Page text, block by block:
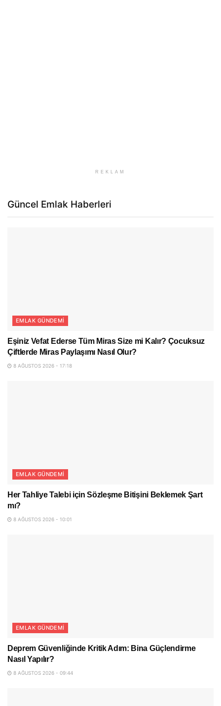
REKLAM
Güncel Emlak Haberleri
EMLAK GÜNDEMI
Eşiniz Vefat Ederse Tüm Miras Size mi Kalır? Çocuksuz
Çiftlerde Miras Paylaşımı Nasıl Olur?
8 AĞUSTOS 2026 - 17:18
EMLAK GÜNDEMI
Her Tahliye Talebi için Sözleşme Bitişini Beklemek Şart
mı?
8 AĞUSTOS 2026 - 10:01
EMLAK GÜNDEMI
Deprem Güvenliğinde Kritik Adım: Bina Güçlendirme
Nasıl Yapılır?
8 AĞUSTOS 2026 - 09:44